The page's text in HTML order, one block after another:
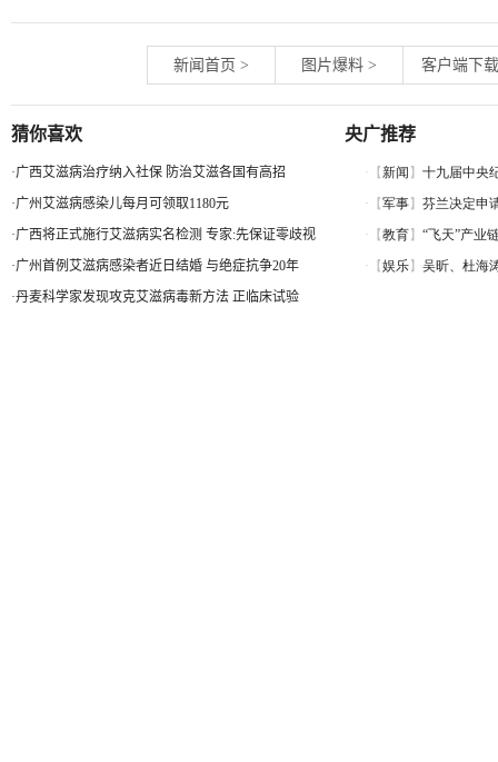
新闻首页 > 图片爆料 > 客户端下载
猜你喜欢
·广西艾滋病治疗纳入社保 防治艾滋各国有高招
·广州艾滋病感染儿每月可领取1180元
·广西将正式施行艾滋病实名检测 专家:先保证零歧视
·广州首例艾滋病感染者近日结婚 与绝症抗争20年
·丹麦科学家发现攻克艾滋病毒新方法 正临床试验
央广推荐